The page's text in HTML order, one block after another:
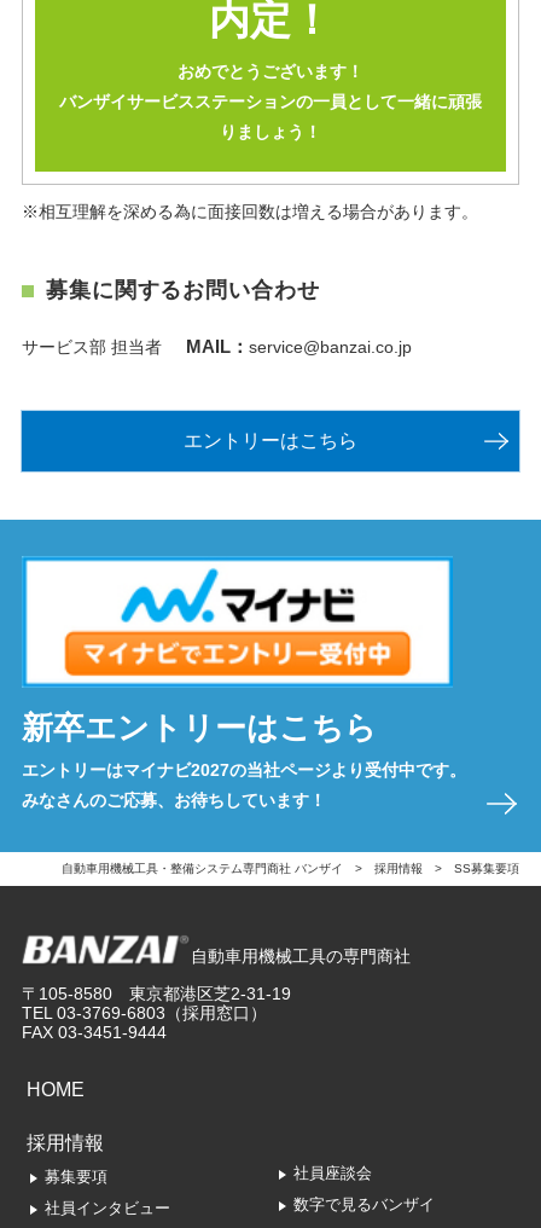
内定！
おめでとうございます！
バンザイサービスステーションの⼀員として⼀緒に頑張
りましょう！
※相互理解を深める為に面接回数は増える場合があります。
募集に関するお問い合わせ
サービス部 担当者 MAIL： service@banzai.co.jp
エントリーはこちら
新卒エントリーはこちら
エントリーはマイナビ2027の当社ページより受付中です。
みなさんのご応募、お待ちしています！
自動車用機械工具・整備システム専門商社 バンザイ 採用情報 SS募集要項
自動車用機械工具の専門商社
〒105-8580 東京都港区芝2-31-19
TEL03-3769-6803 （採用窓口）
FAX 03-3451-9444
HOME
採用情報
募集要項
社員インタビュー
社員座談会
数字で見るバンザイ